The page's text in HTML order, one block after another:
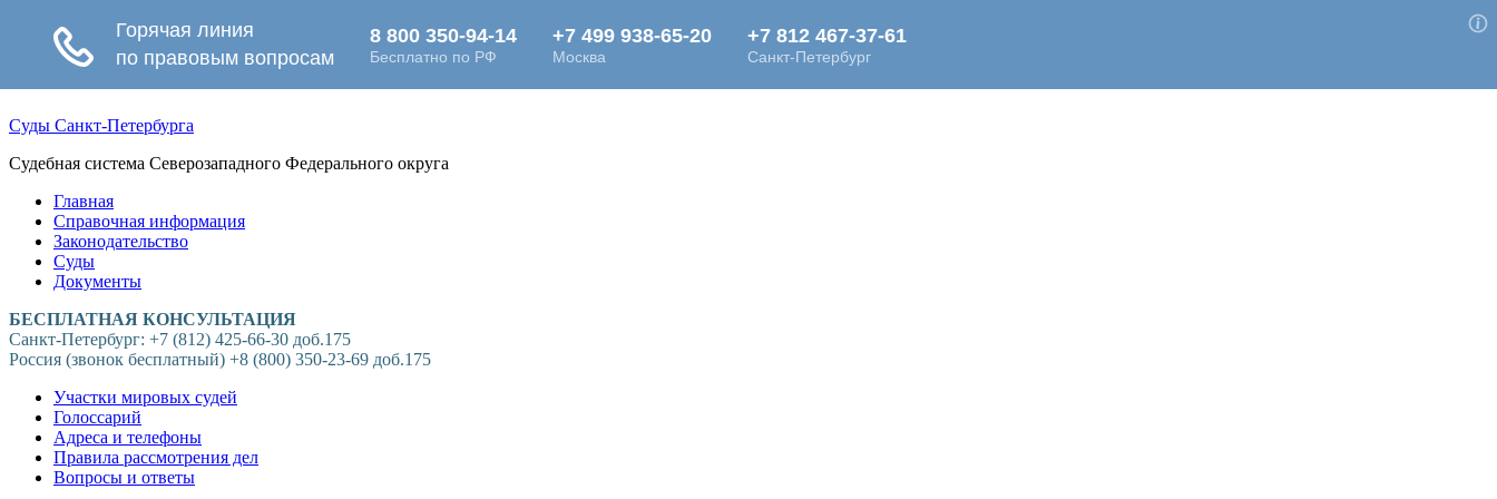
Суды Санкт-Петербурга
Судебная система Северозападного Федерального округа
Главная
Справочная информация
Законодательство
Суды
Документы
БЕСПЛАТНАЯ КОНСУЛЬТАЦИЯ
Санкт-Петербург: +7 (812) 425-66-30 доб.175
Россия (звонок бесплатный) +8 (800) 350-23-69 доб.175
Участки мировых судей
Голоссарий
Адреса и телефоны
Правила рассмотрения дел
Вопросы и ответы